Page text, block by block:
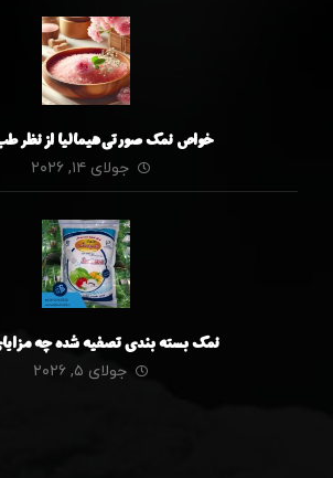
خواص نمک صورتی هیمالیا از نظر
جولای ۱۴, ۲۰۲۶
نمک بسته بندی تصفیه شده چه
جولای ۵, ۲۰۲۶